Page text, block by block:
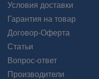
Условия доставки
Гарантия на товар
Договор-Оферта
Статьи
Вопрос-ответ
Производители